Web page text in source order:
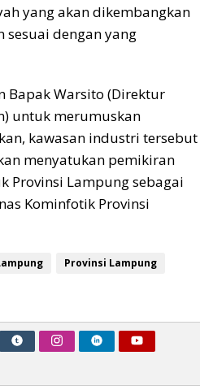
yang akan dikembangkan
dengan yang
Bapak Warsito (Direktur
untuk merumuskan
kawasan industri tersebut
menyatukan pemikiran
Provinsi Lampung sebagai
Kominfotik Provinsi
Provinsi Lampung